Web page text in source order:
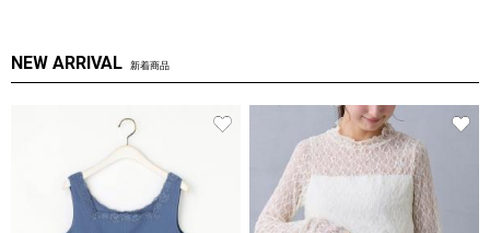
NEW ARRIVAL 新着商品